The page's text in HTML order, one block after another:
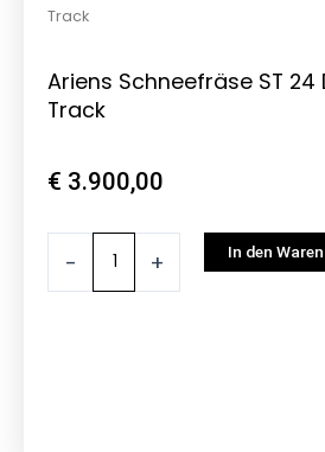
Track
Ariens Schneefräse ST 24
Track
€ 3.900,00
- + In den